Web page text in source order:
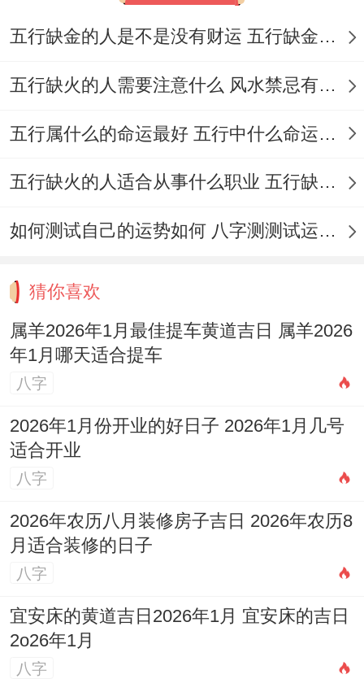
车辆的颜色可以依据车主的五行喜忌来选
择，类似于五行喜金的人可选择白色、银色
重要。要避开与车主生肖相冲、相刑、相害
装饰也需注意，不宜摆放有尖锐棱角的饰
物品！2026年为丙午马年太岁位于正南！岁
破在正北,三煞位也在北方，因此在停车与车
破同三煞方）同正南方（太岁方），以减少
不必要的冲煞,祈求平安！
结合个人与家庭因素确保顺利
选择一个最佳的提车吉日,除了参考黄历。还
需要综合考虑车主个人的生肖命理、家庭成
员的意向，甚至新车的「风水布置」，以求
达到天人合一的与谐效果！
五行缺金的人是不是没有财运 五行缺金的人命运好不好
五行缺火的人需要注意什么 风水禁忌有哪些
五行属什么的命运最好 五行中什么命运势旺盛
五行缺火的人适合从事什么职业 五行缺火的人适合从事的职业有哪些
如何测试自己的运势如何 八字测测试运运程
猜你喜欢
属羊2026年1月最佳提车黄道吉日 属羊2026
年1月哪天适合提车
八字
2026年1月份开业的好日子 2026年1月几号
适合开业
八字
2026年农历八月装修房子吉日 2026年农历8
月适合装修的日子
八字
宜安床的黄道吉日2026年1月 宜安床的吉日
2o26年1月
八字